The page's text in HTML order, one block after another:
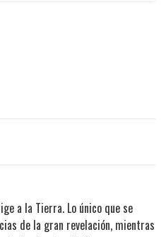
a la Tierra. Lo único que se
de la gran revelación, mientras